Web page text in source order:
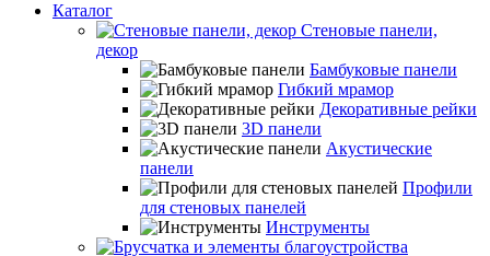
Каталог
Стеновые панели,
декор
Бамбуковые панели
Гибкий мрамор
Декоративные рейки
3D панели
Акустические
панели
Профили
для стеновых панелей
Инструменты